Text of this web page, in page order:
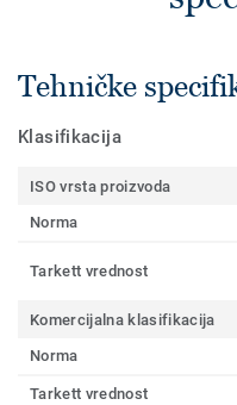
Tehničke
Klasifikacija
ISO vrsta proizvoda
Norma
Tarkett vrednost
Komercijalna klasifikacija
Norma
Tarkett vrednost